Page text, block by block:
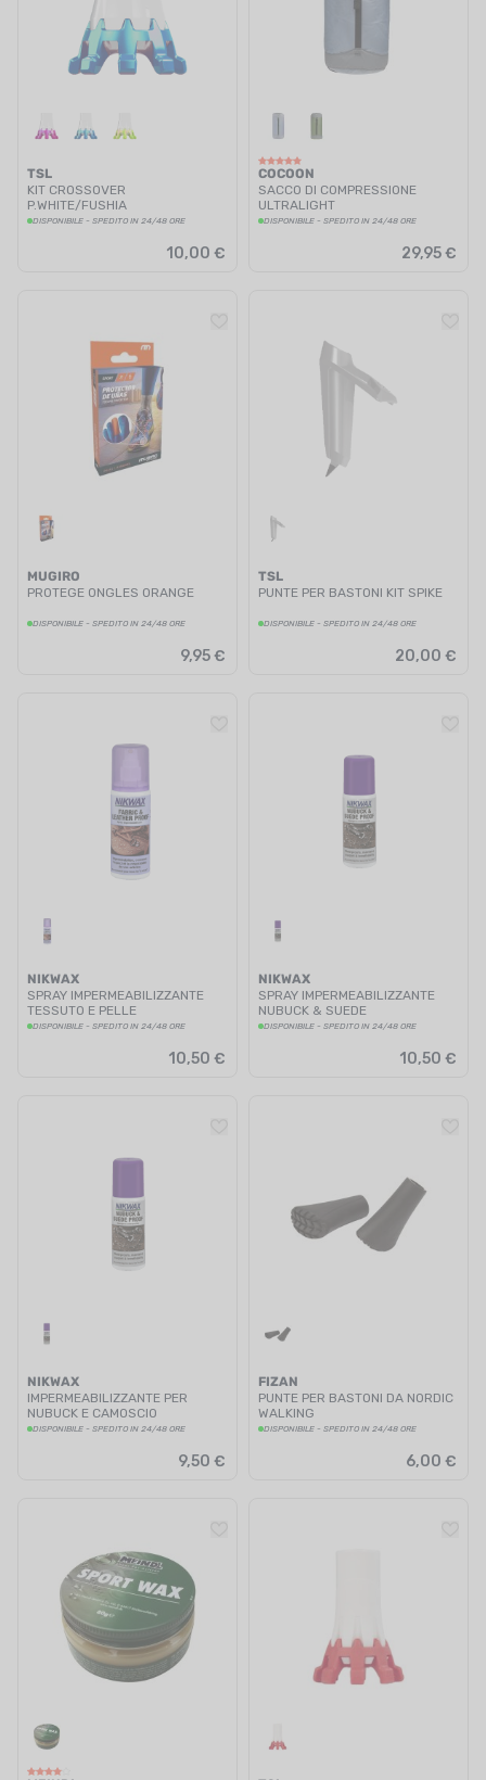
TSL
KIT CROSSOVER
P.WHITE/FUSHIA
DISPONIBILE - SPEDITO IN 24/48 ORE
10,00 €
COCOON
SACCO DI COMPRESSIONE
ULTRALIGHT
DISPONIBILE - SPEDITO IN 24/48 ORE
29,95 €
MUGIRO
PROTEGE ONGLES ORANGE
DISPONIBILE - SPEDITO IN 24/48 ORE
9,95 €
TSL
PUNTE PER BASTONI KIT SPIKE
DISPONIBILE - SPEDITO IN 24/48 ORE
20,00 €
NIKWAX
SPRAY IMPERMEABILIZZANTE
TESSUTO E PELLE
DISPONIBILE - SPEDITO IN 24/48 ORE
10,50 €
NIKWAX
SPRAY IMPERMEABILIZZANTE
NUBUCK & SUEDE
DISPONIBILE - SPEDITO IN 24/48 ORE
10,50 €
NIKWAX
IMPERMEABILIZZANTE PER
NUBUCK E CAMOSCIO
DISPONIBILE - SPEDITO IN 24/48 ORE
9,50 €
FIZAN
PUNTE PER BASTONI DA NORDIC
WALKING
DISPONIBILE - SPEDITO IN 24/48 ORE
6,00 €